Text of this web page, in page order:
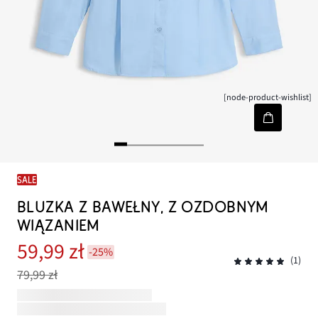
[node-product-wishlist]
SALE
BLUZKA Z BAWEŁNY, Z OZDOBNYM
WIĄZANIEM
59,99 zł -25%
79,99 zł
(1)